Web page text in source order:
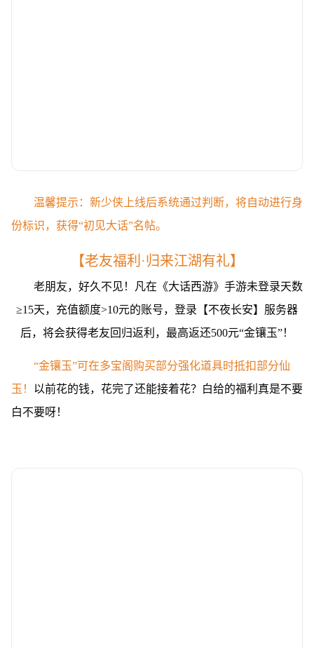
温馨提示：新少侠上线后系统通过判断，将自动进行身
份标识，获得“初见大话”名帖。
【老友福利·归来江湖有礼】
老朋友，好久不见！凡在《大话西游》手游未登录天数
≥15天，充值额度>10元的账号，登录【不夜长安】服务器
后，将会获得老友回归返利，最高返还500元“金镶玉”！
“金镶玉”可在多宝阁购买部分强化道具时抵扣部分仙
玉！ 以前花的钱，花完了还能接着花？白给的福利真是不要
白不要呀！